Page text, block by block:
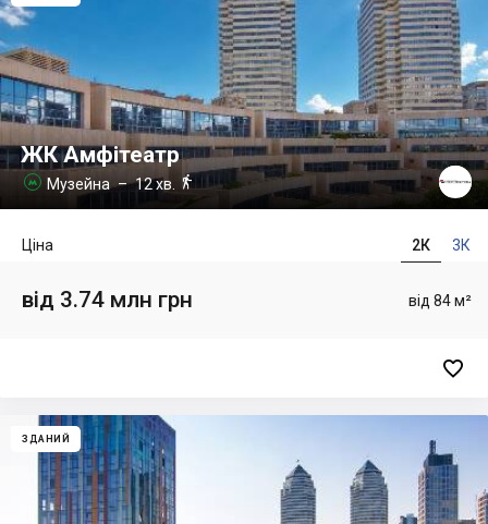
ЖК Амфітеатр
 Музейна– 12 хв. 
2К 3К
Ціна
від 84 м²
від 3.74 млн грн

ЗДАНИЙ